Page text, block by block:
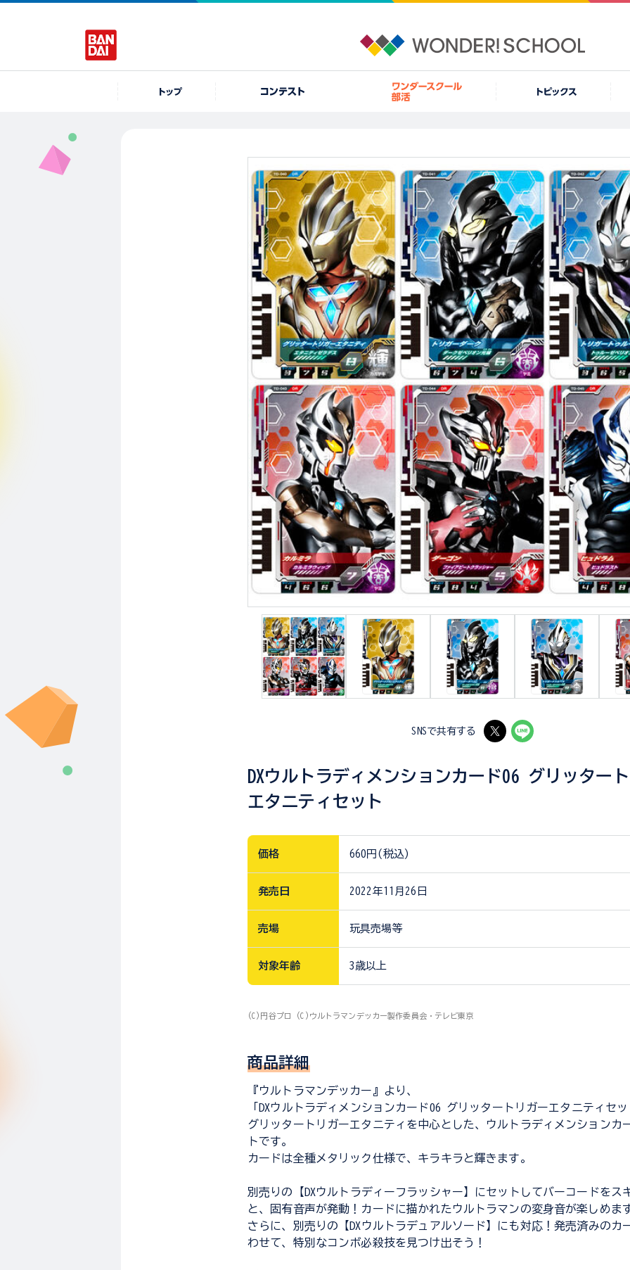
SNSで共有する
DXウルトラディメンションカード06 グリッター
エタニティセット
価格 660円(税込)
発売日 2022年11月26日
売場 玩具売場等
対象年齢 3歳以上
(C)円谷プロ (C)ウルトラマンデッカー製作委員会・テレビ東京
商品詳細
『ウルトラマンデッカー』より、
「DXウルトラディメンションカード06 グリッタートリガーエタニティセ
グリッタートリガーエタニティを中心とした、ウルトラディメンションカ
トです。
カードは全種メタリック仕様で、キラキラと輝きます。
別売りの【DXウルトラディーフラッシャー】にセットしてバーコードをス
と、固有音声が発動！カードに描かれたウルトラマンの変身音が楽しめま
さらに、別売りの【DXウルトラデュアルソード】にも対応！発売済みのカ
わせて、特別なコンボ必殺技を見つけ出そう！